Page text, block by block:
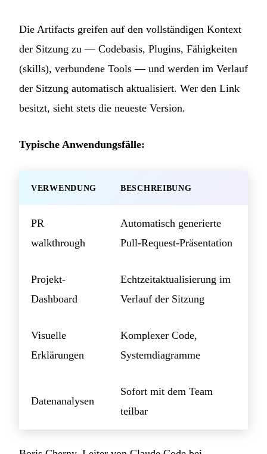
Die Artifacts greifen auf den vollständigen Kontext
der Sitzung zu — Codebasis, Plugins, Fähigkeiten
(skills), verbundene Tools — und werden im Verlauf
der Sitzung automatisch aktualisiert. Wer den Link
besitzt, sieht stets die neueste Version.
Typische Anwendungsfälle:
VERWENDUNG BESCHREIBUNG
PR
walkthrough
Automatisch generierte
Pull-Request-Präsentation
Projekt-
Dashboard
Echtzeitaktualisierung im
Verlauf der Sitzung
Visuelle
Erklärungen
Komplexer Code,
Systemdiagramme
Datenanalysen
Sofort mit dem Team
teilbar